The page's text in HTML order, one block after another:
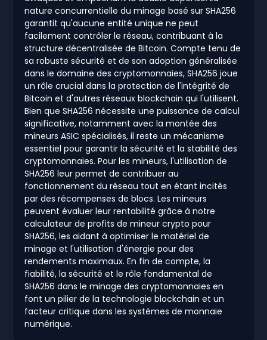
nature concurrentielle du minage basé sur SHA256
garantit qu'aucune entité unique ne peut
facilement contrôler le réseau, contribuant à la
structure décentralisée de Bitcoin. Compte tenu de
sa robuste sécurité et de son adoption généralisée
dans le domaine des cryptomonnaies, SHA256 joue
un rôle crucial dans la protection de l'intégrité de
Bitcoin et d'autres réseaux blockchain qui l'utilisent.
Bien que SHA256 nécessite une puissance de calcul
significative, notamment avec la montée des
mineurs ASIC spécialisés, il reste un mécanisme
essentiel pour garantir la sécurité et la stabilité des
cryptomonnaies. Pour les mineurs, l'utilisation de
SHA256 leur permet de contribuer au
fonctionnement du réseau tout en étant incités
par des récompenses de blocs. Les mineurs
peuvent évaluer leur rentabilité grâce à notre
calculateur de profits de mineur crypto pour
SHA256, les aidant à optimiser le matériel de
minage et l'utilisation d'énergie pour des
rendements maximaux. En fin de compte, la
fiabilité, la sécurité et le rôle fondamental de
SHA256 dans le minage des cryptomonnaies en
font un pilier de la technologie blockchain et un
facteur critique dans les systèmes de monnaie
numérique.